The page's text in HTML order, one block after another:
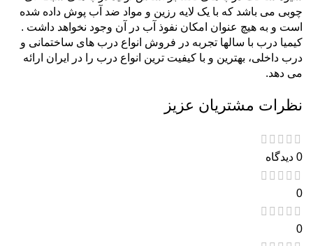
چوبی می باشد که با یک لایه رزین و مواد ضد آب پوش داده شده
است و به هیچ عنوان امکان نفوذ آب در آن وجود نخواهد داشت .
کیمیا درب با سالها تجربه در فروش انواع درب های ساختمانی و
درب داخلی، بهترین و با کیفیت ترین انواع درب را در ایران ارائه
می دهد.
نظرات مشتریان عزیز
0 دیدگاه
0
0